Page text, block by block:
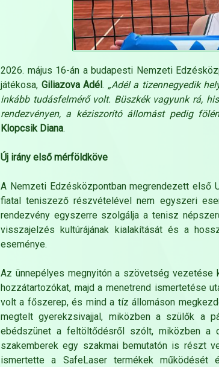
2026. május 16-án a budapesti Nemzeti
játékosa, Giliazova Adél. „Adél a tizennegyedik
inkább tudásfelmérő volt. Büszkék vagyunk rá,
rendezvényen, a kéziszorító állomást pedig
Klopcsik Diana.
Új irány első mérföldköve
A Nemzeti Edzésközpontban megrendezett első
fiatal teniszező részvételével nem egyszeri
rendezvény egyszerre szolgálja a tenisz
visszajelzés kultúrájának kialakítását és a
eseménye.
Az ünnepélyes megnyitón a szövetség
hozzátartozókat, majd a menetrend ismertetése
volt a főszerep, és mind a tíz állomáson
megtelt gyerekzsivajjal, miközben a szülők a
ebédszünet a feltöltődésről szólt, miközben
szakemberek egy szakmai bemutatón is részt
ismertette a SafeLaser termékek működését